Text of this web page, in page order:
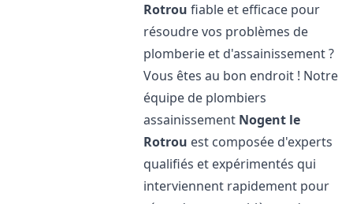
Rotrou fiable et efficace pour
résoudre vos problèmes de
plomberie et d'assainissement ?
Vous êtes au bon endroit ! Notre
équipe de plombiers
assainissement Nogent le
Rotrou est composée d'experts
qualifiés et expérimentés qui
interviennent rapidement pour